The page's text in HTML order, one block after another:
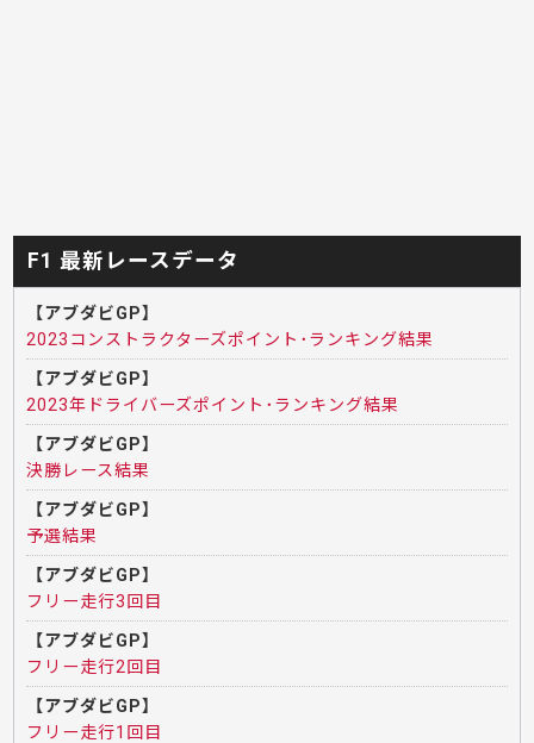
F1 最新レースデータ
【アブダビGP】
2023コンストラクターズポイント･ランキング結果
【アブダビGP】
2023年ドライバーズポイント･ランキング結果
【アブダビGP】
決勝レース結果
【アブダビGP】
予選結果
【アブダビGP】
フリー走行3回目
【アブダビGP】
フリー走行2回目
【アブダビGP】
フリー走行1回目